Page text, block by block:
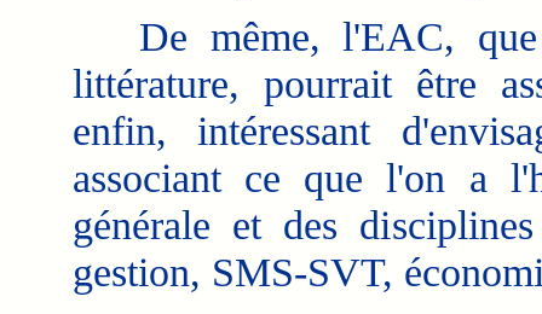
De même, l'EAC, que
littérature, pourrait être
enfin, intéressant
associant ce que l'on a
générale et des
gestion, SMS-SVT,